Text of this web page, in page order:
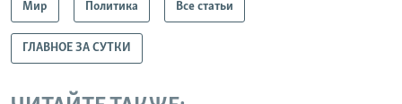
Мир Политика Все статьи
ГЛАВНОЕ ЗА СУТКИ